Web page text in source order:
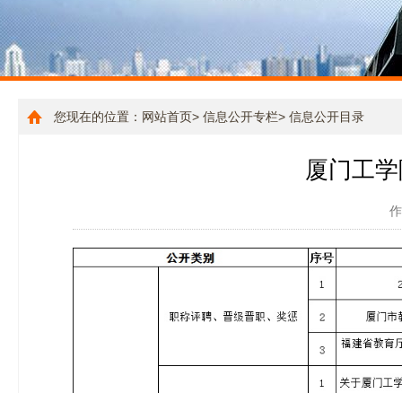
您现在的位置： 网站首页> 信息公开专栏> 信息公开目录
厦门工